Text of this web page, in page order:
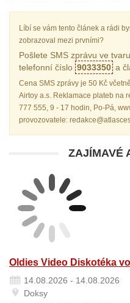
Líbí se vám tento článek a rádi
zobrazoval mezi prvními?
Pošlete SMS zprávu ve tvaru
telefonní číslo 9033350 a
Cena SMS zprávy je 50 Kč
Airtoy a.s. Reklamace plateb na
777 555, 9 - 17 hodin, Po-Pá,
provozovatele:
ZAJÍMAVÉ
Oldies Video Diskotéka
14.08.2026 - 14.08.2026
Doksy